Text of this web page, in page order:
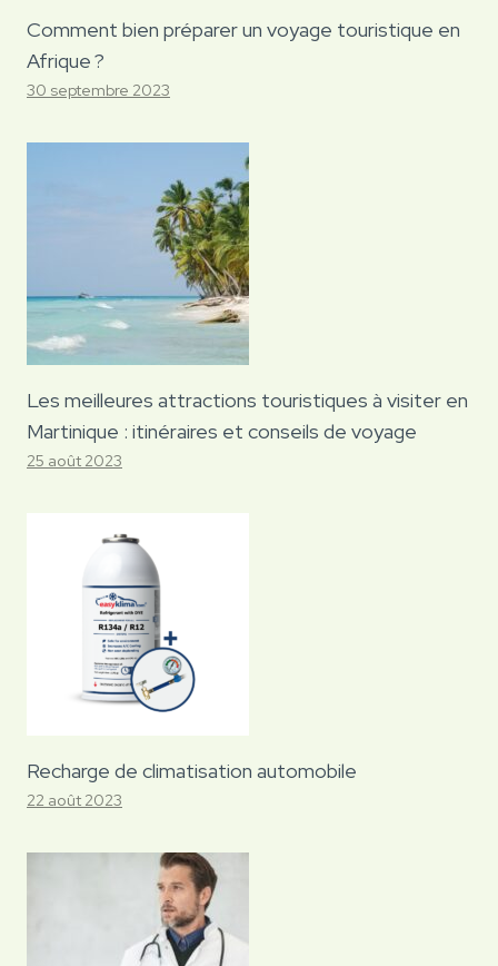
Comment bien préparer un voyage touristique en
Afrique ?
30 septembre 2023
Les meilleures attractions touristiques à visiter en
Martinique : itinéraires et conseils de voyage
25 août 2023
Recharge de climatisation automobile
22 août 2023